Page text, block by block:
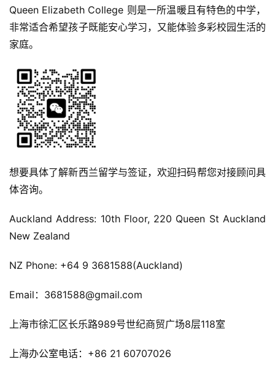
投
资
移
家
庭
团
聚
工
作
证
西
留
问
Queen Elizabeth College 则是一所温暖且有特色的中学，
非常适合希望孩子既能安心学习，又能体验多彩校园生活的
家庭。
想要具体了解新西兰留学与签证，欢迎扫码帮您对接顾问具
体咨询。
Auckland Address: 10th Floor, 220 Queen St Auckland
New Zealand
NZ Phone: +64 9 3681588(Auckland)
Email：3681588@gmail.com
上海市徐汇区长乐路989号世纪商贸广场8层118室
上海办公室电话：+86 21 60707026